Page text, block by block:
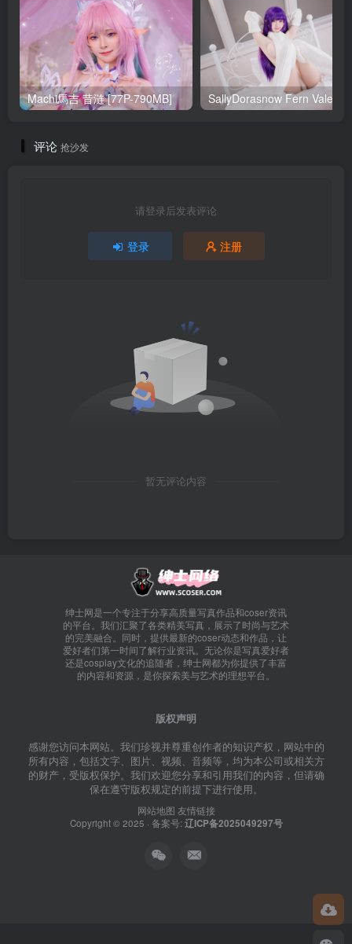
Machi馬吉 昔涟 [77P-790MB]
评论 抢沙发
请登录后发表评论
登录 注册
暂无评论内容
绅士网是一个专注于分享高质量写真作品和coser资讯
的平台。我们汇聚了各类精美写真，展示了时尚与艺术
的完美融合。同时，提供最新的coser动态和作品，让
爱好者们第一时间了解行业资讯。无论你是写真爱好者
还是cosplay文化的追随者，绅士网都为你提供了丰富
的内容和资源，是你探索美与艺术的理想平台。
版权声明
感谢您访问本网站。我们珍视并尊重创作者的知识产权，网站中的
所有内容，包括文字、图片、视频、音频等，均为本公司或相关方
的财产，受版权保护。我们欢迎您分享和引用我们的内容，但请确
保在遵守版权规定的前提下进行使用。
网站地图 友情链接
Copyright © 2025 · 备案号: 辽ICP备2025049297号